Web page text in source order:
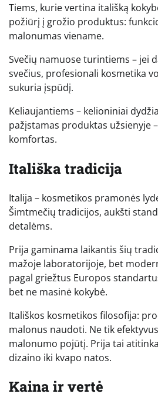
Tiems, kurie vertina itališką
požiūrį į grožio produktus:
malonumas viename.
Svečių namuose turintiems – jei
svečius, profesionali kosmetika
sukuria įspūdį.
Keliaujantiems – kelioniniai
pažįstamas produktas užsienyje
komfortas.
Itališka tradicija
Italija – kosmetikos pramonės
Šimtmečių tradicijos, aukšti
detalėms.
Prija gaminama laikantis šių
mažoje laboratorijoje, bet
pagal griežtus Europos
bet ne masinė kokybė.
Itališkos kosmetikos filosofija:
malonus naudoti. Ne tik
malonumo pojūtį. Prija tai
dizaino iki kvapo natos.
Kaina ir vertė